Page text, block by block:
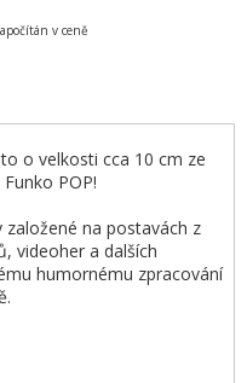
v ceně
o velkosti cca 10 cm ze
POP!
založené na postavách z
videoher a dalších
humornému zpracování